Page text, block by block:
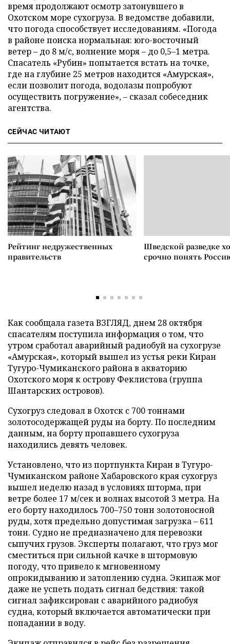
время продолжают осмотр затонувшего в
Охотском море сухогруза. В ведомстве добавили,
что погода способствует исследованиям. «Погода
в районе поиска нормальная: юго-восточный
ветер – до 8 м/с, волнение моря – до 0,5–1 метра.
Спасатель «Рубин» попытается встать на точке,
где на глубине 25 метров находится «Амурская»,
если позволит погода, водолазы попробуют
осуществить погружение», – сказал собеседник
агентства.
СЕЙЧАС ЧИТАЮТ
Рейтинг недружественных
правительств
Шведской разведке
срочно понять
Как сообщала газета ВЗГЛЯД, днем 28 октября
спасателям поступила информация о том, что
утром сработал аварийный радиобуй на сухогрузе
«Амурская», который вышел из устья реки Киран
Тугуро-Чумиканского района в акваторию
Охотского моря к острову Феклистова (группа
Шантарских островов).
Сухогруз следовал в Охотск с 700 тоннами
золотосодержащей руды на борту. По последним
данным, на борту пропавшего сухогруза
находились девять человек.
Установлено, что из портпункта Киран в Тугуро-
Чумиканском районе Хабаровского края сухогруз
вышел неделю назад в условиях шторма, при
ветре более 17 м/сек и волнах высотой 3 метра. На
его борту находилось 700–750 тонн золотоносной
руды, хотя предельно допустимая загрузка – 611
тонн. Судно не предназначено для перевозки
сыпучих грузов. Эксперты полагают, что груз мог
сместиться при сильной качке в штормовую
погоду, что привело к мгновенному
опрокидыванию и затоплению судна. Экипаж мог
даже не успеть подать сигнал бедствия: такой
сигнал зафиксирован с аварийного радиобуя
судна, который включается автоматически при
попадании в воду.